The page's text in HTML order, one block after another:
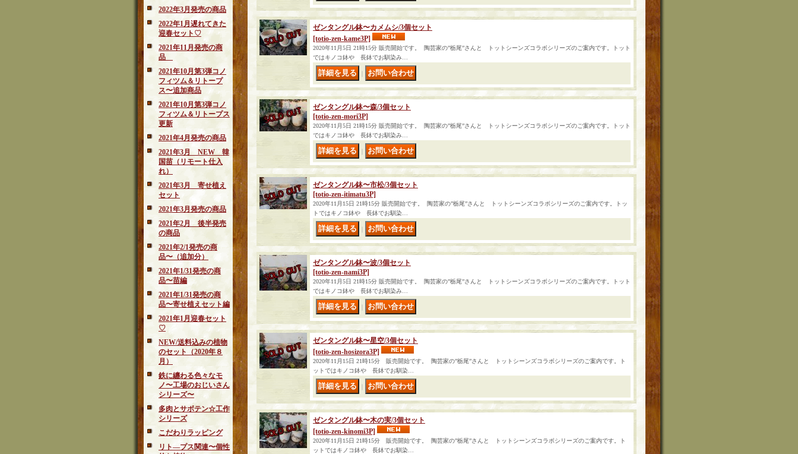
2022年3月発売の商品
2022年1月遅れてきた
迎春セット♡
2021年11月発売の商
品
2021年10月第3弾コノ
フィツム＆リトープ
ス〜追加商品
2021年10月第3弾コノ
フィツム＆リトープス
更新
2021年4月発売の商品
2021年3月 NEW 韓
国苗（リモート仕入
れ）
2021年3月 寄せ植え
セット
2021年3月発売の商品
2021年2月 後半発売
の商品
2021年2/1発売の商
品〜（追加分）
2021年1/31発売の商
品〜苗編
2021年1/31発売の商
品〜寄せ植えセット編
2021年1月迎春セット
♡
NEW/送料込みの植物
のセット（2020年８
月）
鉄に纏わる色々なモ
ノ〜工場のおじいさん
シリーズ〜
多肉とサボテン☆工作
シリーズ
こだわりラッピング
リト―プス関連〜個性
ゼンタングル鉢〜カメムシ/3個セット
[totio-zen-kame3P]
2020年11月5日 21時15分 販売開始です。 陶芸家の”栃尾”さんと トットシーンズコラボシリーズのご案内です。トット
ではキノコ鉢や 長鉢でお馴染み…
ゼンタングル鉢〜森/3個セット
[totio-zen-mori3P]
2020年11月5日 21時15分 販売開始です。 陶芸家の”栃尾”さんと トットシーンズコラボシリーズのご案内です。トット
ではキノコ鉢や 長鉢でお馴染み…
ゼンタングル鉢〜市松/3個セット
[totio-zen-itimatu3P]
2020年11月15日 21時15分 販売開始です。 陶芸家の”栃尾”さんと トットシーンズコラボシリーズのご案内です。トッ
トではキノコ鉢や 長鉢でお馴染…
ゼンタングル鉢〜波/3個セット
[totio-zen-nami3P]
2020年11月5日 21時15分 販売開始です。 陶芸家の”栃尾”さんと トットシーンズコラボシリーズのご案内です。トット
ではキノコ鉢や 長鉢でお馴染み…
ゼンタングル鉢〜星空/3個セット
[totio-zen-hosizora3P]
2020年11月15日 21時15分 販売開始です。 陶芸家の”栃尾”さんと トットシーンズコラボシリーズのご案内です。ト
ットではキノコ鉢や 長鉢でお馴染…
ゼンタングル鉢〜木の実/3個セット
[totio-zen-kinomi3P]
2020年11月15日 21時15分 販売開始です。 陶芸家の”栃尾”さんと トットシーンズコラボシリーズのご案内です。ト
ットではキノコ鉢や 長鉢でお馴染…